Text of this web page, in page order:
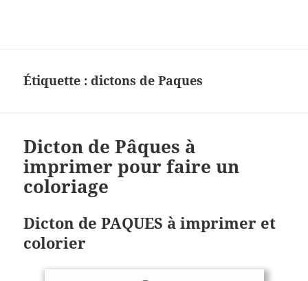
devinettes, pour enfants.
Étiquette :dictons de Paques
Dicton de Pâques à
imprimer pour faire un
coloriage
Dicton de PAQUES à imprimer et
colorier